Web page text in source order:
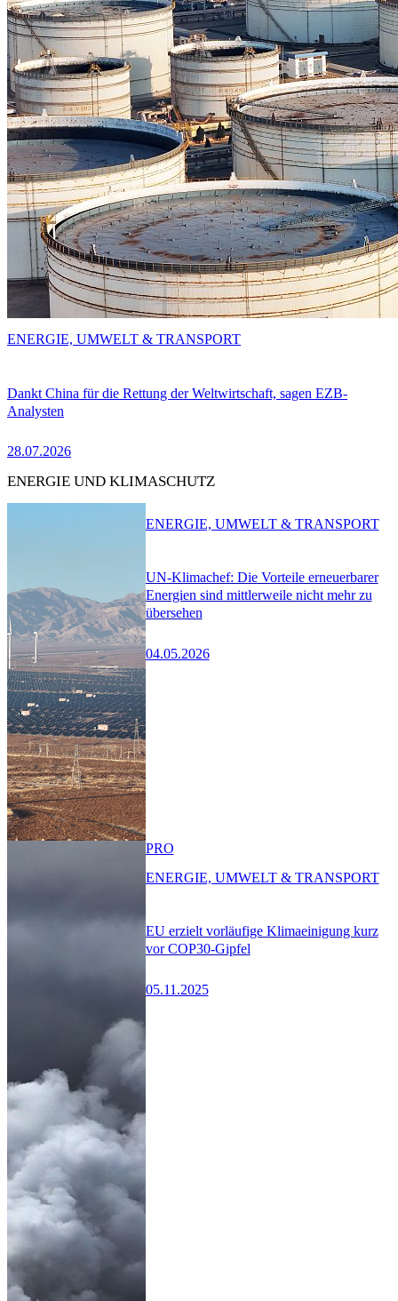
Dankt China für die Rettung der Weltwirtschaft, sagen EZB-
Analysten
28.07.2026
ENERGIE, UMWELT & TRANSPORT
ENERGIE UND KLIMASCHUTZ
UN-Klimachef: Die Vorteile erneuerbarer
Energien sind mittlerweile nicht mehr zu
übersehen
04.05.2026
ENERGIE, UMWELT & TRANSPORT
EU erzielt vorläufige Klimaeinigung kurz
vor COP30-Gipfel
05.11.2025
PRO
ENERGIE, UMWELT & TRANSPORT